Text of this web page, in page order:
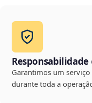
Garantimos um
durante toda a